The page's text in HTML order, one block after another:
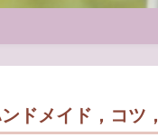
ドメイド，コツ，